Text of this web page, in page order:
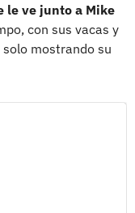
le ve junto a Mike
con sus vacas y
mostrando su